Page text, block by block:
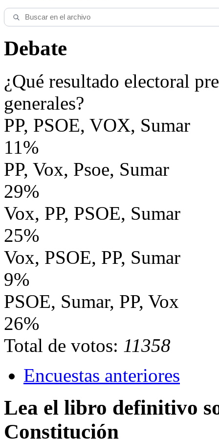
Debate
¿Qué resultado electoral
generales?
PP, PSOE, VOX, Sumar
11%
PP, Vox, Psoe, Sumar
29%
Vox, PP, PSOE, Sumar
25%
Vox, PSOE, PP, Sumar
9%
PSOE, Sumar, PP, Vox
26%
Total de votos: 11358
Encuestas anteriores
Lea el libro definitivo
Constitución